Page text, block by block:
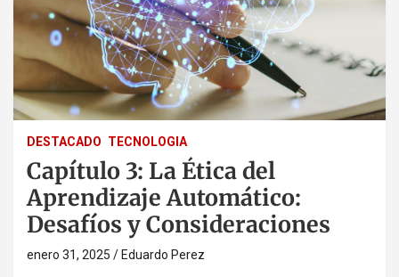
DESTACADO TECNOLOGIA
Capítulo 3: La Ética del
Aprendizaje Automático:
Desafíos y Consideraciones
enero 31, 2025 Eduardo Perez